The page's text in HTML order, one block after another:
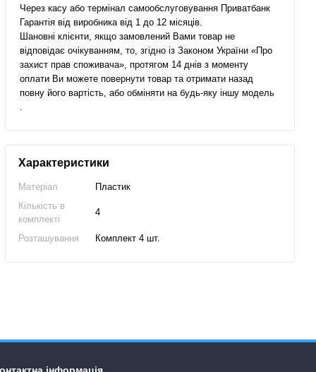
Через касу або термінал самообслуговування Приватбанк
Гарантія від виробника від 1 до 12 місяців.
Шановні клієнти, якщо замовлений Вами товар не
відповідає очікуванням, то, згідно із Законом України «Про
захист прав споживача», протягом 14 днів з моменту
оплати Ви можете повернути товар та отримати назад
повну його вартість, або обміняти на будь-яку іншу модель
.
Характеристики
Матеріал
Пластик
Кількість в
комплекті
4
Розташування Комплект 4 шт.